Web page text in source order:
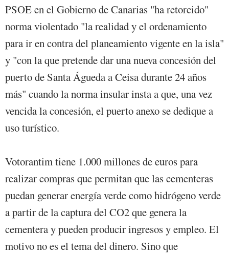
PSOE en el Gobierno de Canarias "ha retorcido"
norma violentado "la realidad y el ordenamiento
para ir en contra del planeamiento vigente en la isla"
y "con la que pretende dar una nueva concesión del
puerto de Santa Águeda a Ceisa durante 24 años
más" cuando la norma insular insta a que, una vez
vencida la concesión, el puerto anexo se dedique a
uso turístico.
Votorantim tiene 1.000 millones de euros para
realizar compras que permitan que las cementeras
puedan generar energía verde como hidrógeno verde
a partir de la captura del CO2 que genera la
cementera y pueden producir ingresos y empleo. El
motivo no es el tema del dinero. Sino que